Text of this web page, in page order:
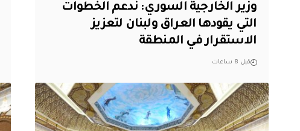
وزير الخارجية السوري: ندعم الخطوات
التي يقودها العراق ولبنان لتعزيز
الاستقرار في المنطقة
قبل 8 ساعات